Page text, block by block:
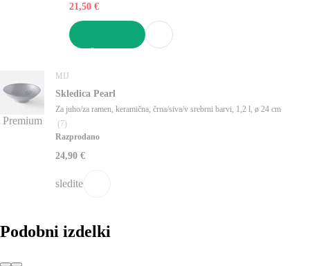
21,50 €
Premium
MIJ
Skledica Pearl
Za juho/za ramen, keramična, črna/siva/v srebrni barvi, 1,2 l, ø 24 cm
(7)
Razprodano
24,90 €
sledite
Podobni izdelki